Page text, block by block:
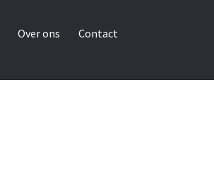
Over ons
Contact